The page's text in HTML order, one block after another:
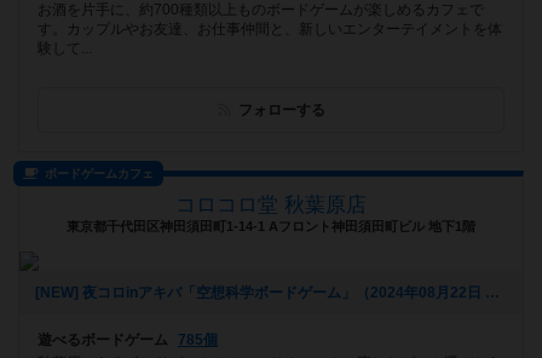
お酒を片手に、約700種類以上ものボードゲームが楽しめるカフェで
す。カップルやお友達、お仕事仲間と、新しいエンターテイメントを体
験して...
フォローする
ボードゲームカフェ
コロコロ堂 秋葉原店
東京都千代田区神田須田町1-14-1 Aフロント神田須田町ビル 地下1階
[NEW] 夜コロinアキバ「空想科学ボードゲーム」（2024年08月22日 18時03分）
遊べるボードゲーム
785個